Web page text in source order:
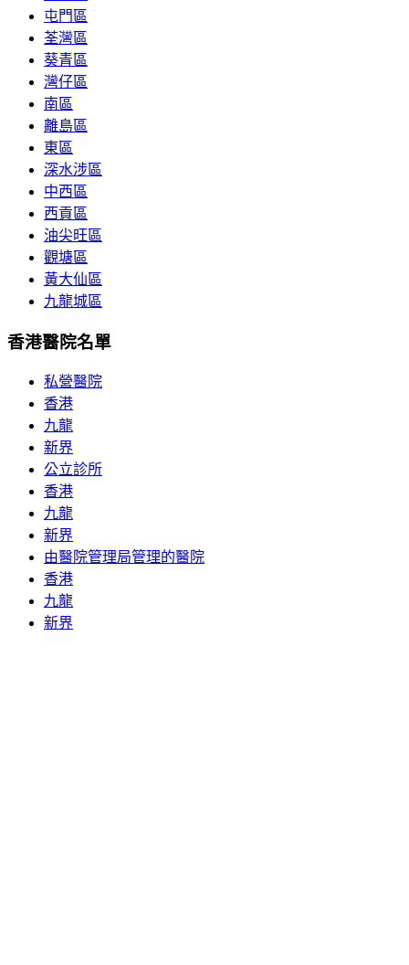
屯門區
荃灣區
葵青區
灣仔區
南區
離島區
東區
深水涉區
中西區
西貢區
油尖旺區
觀塘區
黃大仙區
九龍城區
香港醫院名單
私營醫院
香港
九龍
新界
公立診所
香港
九龍
新界
由醫院管理局管理的醫院
香港
九龍
新界